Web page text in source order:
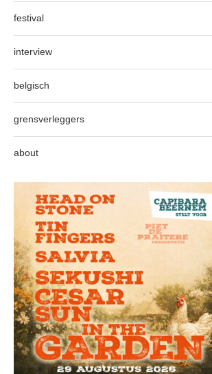
festival
interview
belgisch
grensverleggers
about